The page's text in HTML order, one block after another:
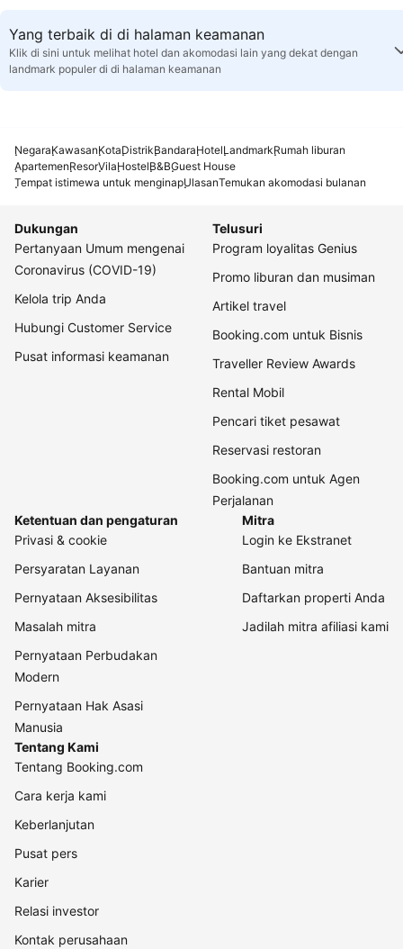
Yang terbaik di di halaman keamanan
Klik di sini untuk melihat hotel dan akomodasi lain yang dekat dengan
landmark populer di di halaman keamanan
NegaraKawasanKotaDistrikBandaraHotelLandmarkRumah liburan
ApartemenResorVilaHostelB&BGuest House
Tempat istimewa untuk menginapUlasanTemukan akomodasi bulanan
Dukungan
Pertanyaan Umum mengenai
Coronavirus (COVID-19)
Kelola trip Anda
Hubungi Customer Service
Pusat informasi keamanan
Telusuri
Program loyalitas Genius
Promo liburan dan musiman
Artikel travel
Booking.com untuk Bisnis
Traveller Review Awards
Rental Mobil
Pencari tiket pesawat
Reservasi restoran
Booking.com untuk Agen
Perjalanan
Ketentuan dan pengaturan
Privasi & cookie
Persyaratan Layanan
Pernyataan Aksesibilitas
Masalah mitra
Pernyataan Perbudakan
Modern
Pernyataan Hak Asasi
Manusia
Mitra
Login ke Ekstranet
Bantuan mitra
Daftarkan properti Anda
Jadilah mitra afiliasi kami
Tentang Kami
Tentang Booking.com
Cara kerja kami
Keberlanjutan
Pusat pers
Karier
Relasi investor
Kontak perusahaan